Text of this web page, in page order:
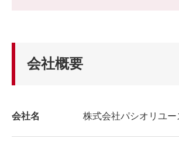
会社概要
会社名 株式会社パシオリユー